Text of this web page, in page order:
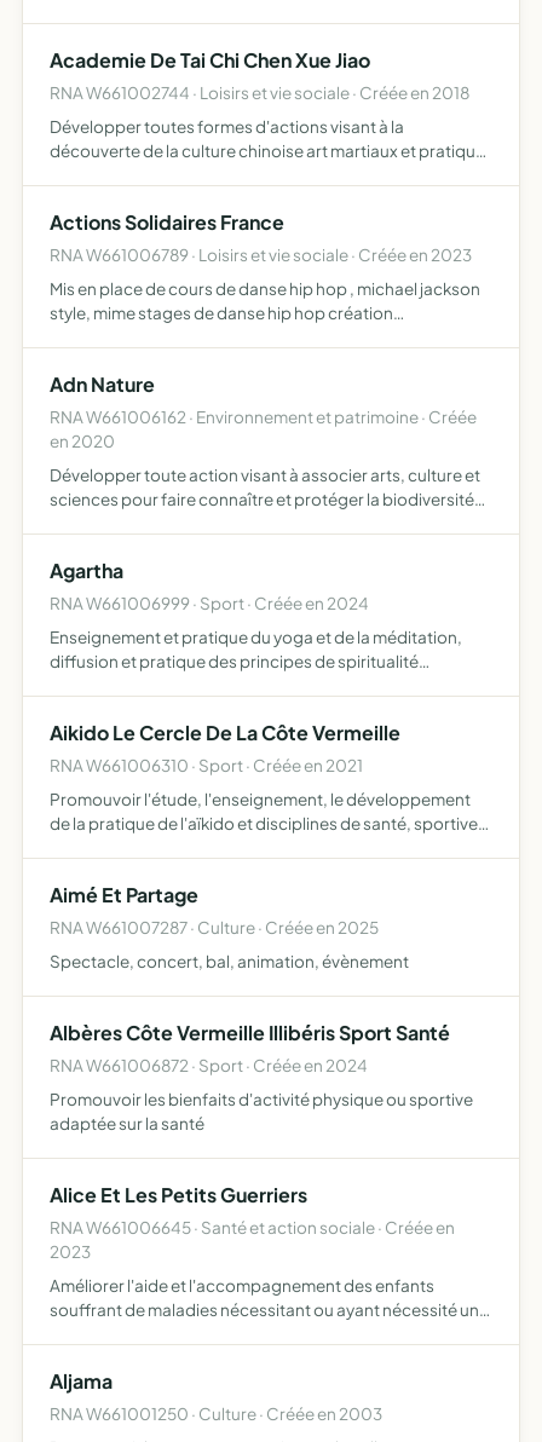
Academie De Tai Chi Chen Xue Jiao
RNA W661002744 · Loisirs et vie sociale · Créée en 2018
Développer toutes formes d'actions visant à la
découverte de la culture chinoise art martiaux et pratique
Actions Solidaires France
RNA W661006789 · Loisirs et vie sociale · Créée en 2023
Mis en place de cours de danse hip hop , michael jackson
style, mime stages de danse hip hop création
collèges …
Adn Nature
RNA W661006162 · Environnement et patrimoine · Créée
en 2020
Développer toute action visant à associer arts, culture et
sciences pour faire connaître et protéger la biodiversité
Agartha
RNA W661006999 · Sport · Créée en 2024
Enseignement et pratique du yoga et de la méditation,
diffusion et pratique des principes de spiritualité
yoga, d…
Aikido Le Cercle De La Côte Vermeille
RNA W661006310 · Sport · Créée en 2021
Promouvoir l'étude, l'enseignement, le développement
de la pratique de l'aïkido et disciplines de santé, sportives,
Aimé Et Partage
RNA W661007287 · Culture · Créée en 2025
Spectacle, concert, bal, animation, évènement
Albères Côte Vermeille Illibéris Sport Santé
RNA W661006872 · Sport · Créée en 2024
Promouvoir les bienfaits d'activité physique ou sportive
adaptée sur la santé
Alice Et Les Petits Guerriers
RNA W661006645 · Santé et action sociale · Créée en
2023
Améliorer l'aide et l'accompagnement des enfants
souffrant de maladies nécessitant ou ayant nécessité une
Aljama
RNA W661001250 · Culture · Créée en 2003